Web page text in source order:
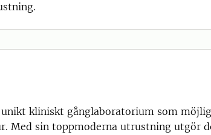
kliniskt gånglaboratorium som
Med sin toppmoderna utrustning utgör